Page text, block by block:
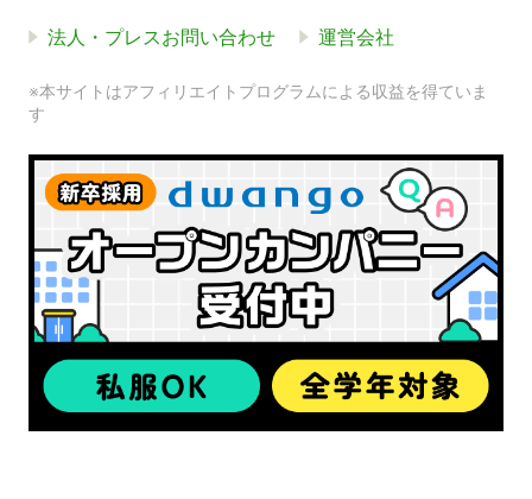
法人・プレスお問い合わせ 運営会社
※本サイトはアフィリエイトプログラムによる収益を得ていま
す